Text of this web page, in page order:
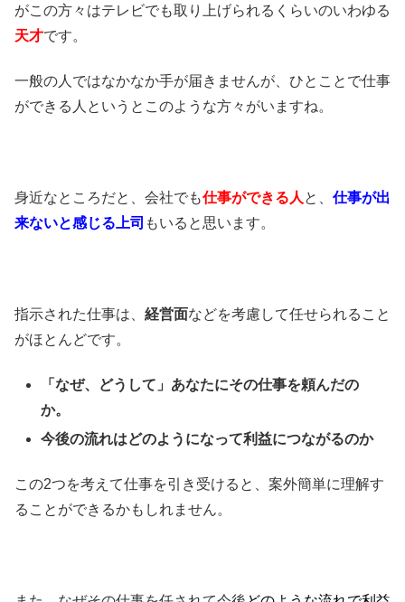
がこの方々はテレビでも取り上げられるくらいのいわゆる
天才です。
一般の人ではなかなか手が届きませんが、ひとことで仕事
ができる人というとこのような方々がいますね。
身近なところだと、会社でも仕事ができる人 と、 仕事が出
来ないと感じる上司 もいると思います。
指示された仕事は、 経営面などを考慮して任せられること
がほとんどです。
「なぜ、どうして」あなたにその仕事を頼んだの
か。
今後の流れはどのようになって利益につながるのか
この2つを考えて仕事を引き受けると、案外簡単に理解す
ることができるかもしれません。